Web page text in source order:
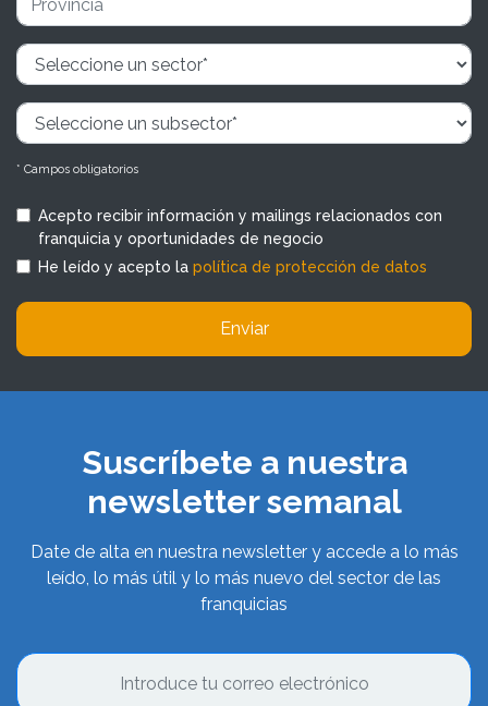
* Campos obligatorios
Acepto recibir información y mailings relacionados con
franquicia y oportunidades de negocio
He leído y acepto la política de protección de datos
Enviar
Suscríbete a nuestra
newsletter semanal
Date de alta en nuestra newsletter y accede a lo más
leído, lo más útil y lo más nuevo del sector de las
franquicias